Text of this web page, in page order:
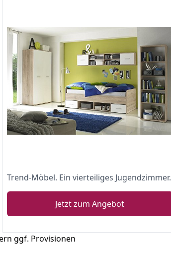
Trend-Möbel. Ein vierteiliges Jugendzimmer.
Jetzt zum Angebot
ggf. Provisionen